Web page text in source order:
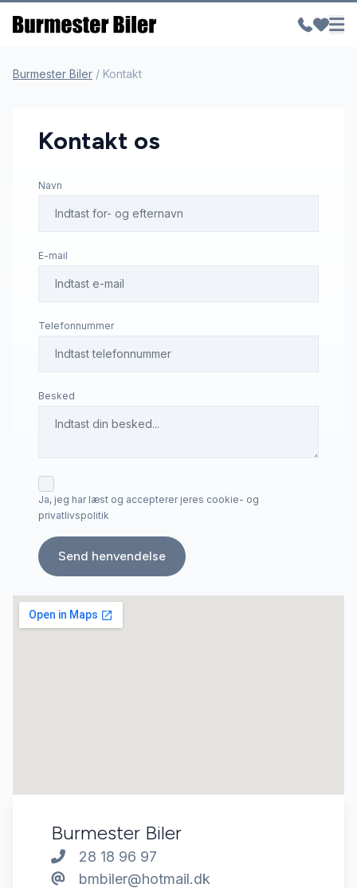
Burmester Biler / Kontakt
Kontakt os
Navn
E-mail
Telefonnummer
Besked
Ja, jeg har læst og accepterer jeres cookie- og
privatlivspolitik
Send henvendelse
Burmester Biler
28 18 96 97
bmbiler@hotmail.dk